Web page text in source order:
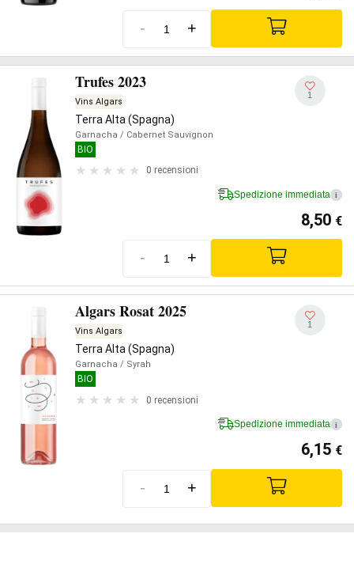
- +
Trufes 2023
Vins Algars
Terra Alta (Spagna)
Garnacha / Cabernet Sauvignon
BIO
0 recensioni
1
Spedizione immediata i
8,50 €
- +
Algars Rosat 2025
Vins Algars
Terra Alta (Spagna)
Garnacha / Syrah
BIO
0 recensioni
1
Spedizione immediata i
6,15 €
- +